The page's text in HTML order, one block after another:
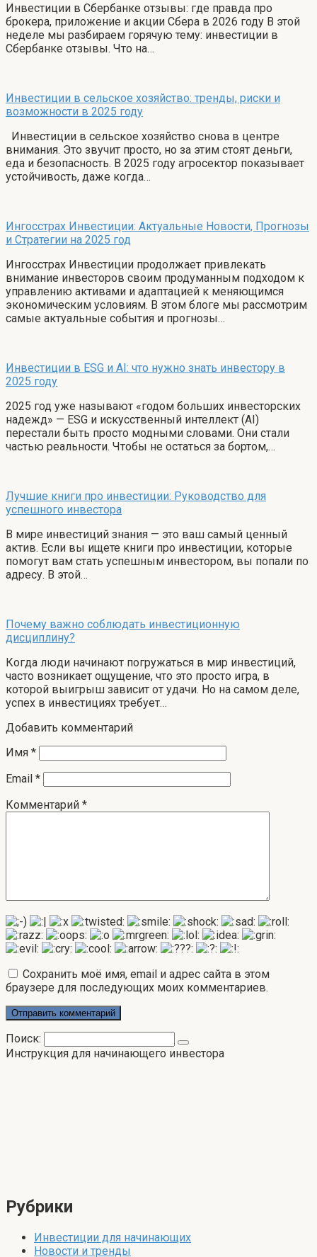
Инвестиции в Сбербанке отзывы: где правда про
брокера, приложение и акции Сбера в 2026 году В этой
неделе мы разбираем горячую тему: инвестиции в
Сбербанке отзывы. Что на…
Инвестиции в сельское хозяйство: тренды, риски и
возможности в 2025 году
Инвестиции в сельское хозяйство снова в центре
внимания. Это звучит просто, но за этим стоят деньги,
еда и безопасность. В 2025 году агросектор показывает
устойчивость, даже когда…
Ингосстрах Инвестиции: Актуальные Новости, Прогнозы
и Стратегии на 2025 год
Ингосстрах Инвестиции продолжает привлекать
внимание инвесторов своим продуманным подходом к
управлению активами и адаптацией к меняющимся
экономическим условиям. В этом блоге мы рассмотрим
самые актуальные события и прогнозы…
Инвестиции в ESG и AI: что нужно знать инвестору в
2025 году
2025 год уже называют «годом больших инвесторских
надежд» — ESG и искусственный интеллект (AI)
перестали быть просто модными словами. Они стали
частью реальности. Чтобы не остаться за бортом,…
Лучшие книги про инвестиции: Руководство для
успешного инвестора
В мире инвестиций знания — это ваш самый ценный
актив. Если вы ищете книги про инвестиции, которые
помогут вам стать успешным инвестором, вы попали по
адресу. В этой…
Почему важно соблюдать инвестиционную
дисциплину?
Когда люди начинают погружаться в мир инвестиций,
часто возникает ощущение, что это просто игра, в
которой выигрыш зависит от удачи. Но на самом деле,
успех в инвестициях требует…
Добавить комментарий
Имя *
Email *
Комментарий *
Сохранить моё имя, email и адрес сайта в этом
браузере для последующих моих комментариев.
Поиск:
Инструкция для начинающего инвестора
Рубрики
Инвестиции для начинающих
Новости и тренды